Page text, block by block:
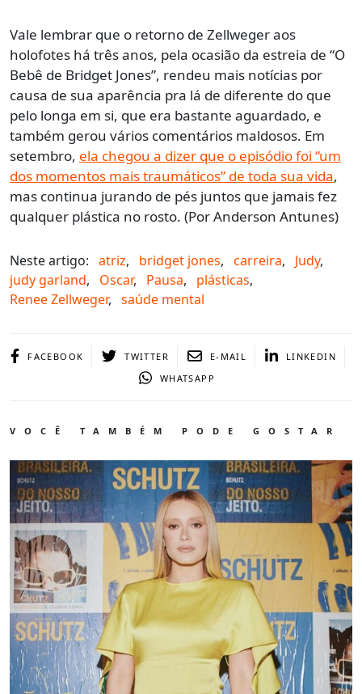
Vale lembrar que o retorno de Zellweger aos
holofotes há três anos, pela ocasião da estreia de “O
Bebê de Bridget Jones”, rendeu mais notícias por
causa de sua aparência pra lá de diferente do que
pelo longa em si, que era bastante aguardado, e
também gerou vários comentários maldosos. Em
setembro, ela chegou a dizer que o episódio foi “um
dos momentos mais traumáticos” de toda sua vida,
mas continua jurando de pés juntos que jamais fez
qualquer plástica no rosto. (Por Anderson Antunes)
Neste artigo: atriz, bridget jones, carreira, Judy,
judy garland, Oscar, Pausa, plásticas,
Renee Zellweger, saúde mental
FACEBOOK TWITTER E-MAIL
LINKEDIN
WHATSAPP
VOCÊ TAMBÉM PODE GOSTAR